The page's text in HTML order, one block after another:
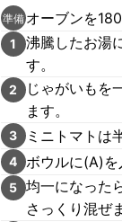
準備 オーブンを
1
沸騰したお湯
す。
2
じゃがいもを
ます。
3 ミニトマトは
4 ボウルに(A)を
5 均一になった
さっくり混ぜ